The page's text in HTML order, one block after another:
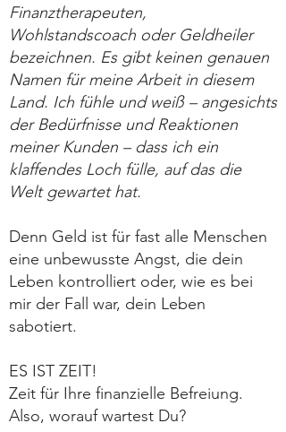
Finanztherapeuten,
Wohlstandscoach oder Geldheiler
bezeichnen. Es gibt keinen genauen
Namen für meine Arbeit in diesem
Land. Ich fühle und weiß – angesichts
der Bedürfnisse und Reaktionen
meiner Kunden – dass ich ein
klaffendes Loch fülle, auf das die
Welt gewartet hat.
Denn Geld ist für fast alle Menschen
eine unbewusste Angst, die dein
Leben kontrolliert oder, wie es bei
mir der Fall war, dein Leben
sabotiert.
ES IST ZEIT!
Zeit für Ihre finanzielle Befreiung.
Also, worauf wartest Du?